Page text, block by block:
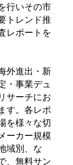
行いその市
トレンド推
レポートを
外進出・新
・事業デュ
サーチにお
す。各レポ
を様々な切
ーカー規模
域別、な
、無料サン